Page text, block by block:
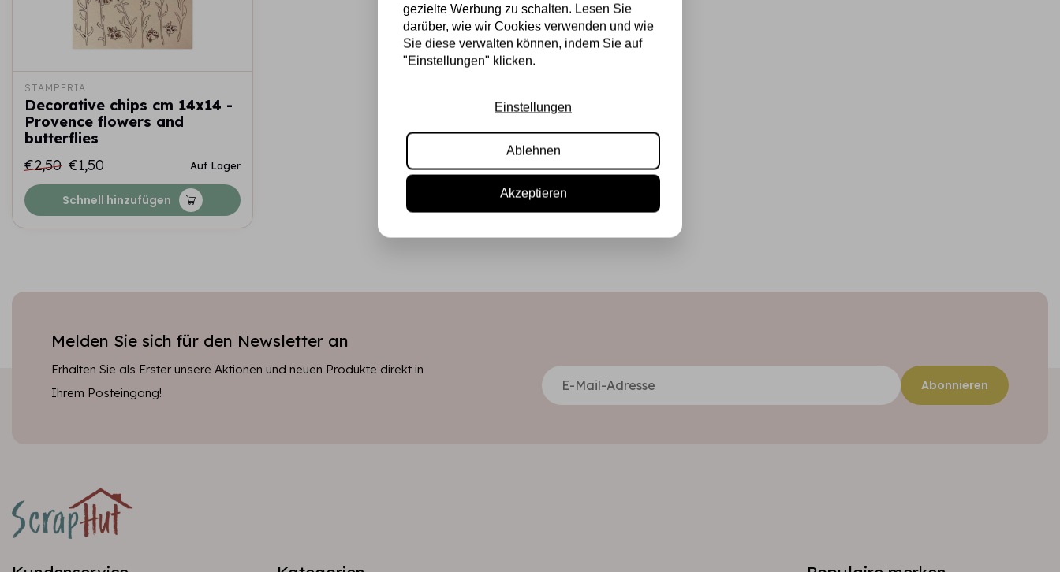
STAMPERIA
Decorative chips cm 14x14 -
Provence flowers and
butterflies
€2,50 €1,50 Auf Lager
Schnell hinzufügen
Melden Sie sich für den Newsletter an
Erhalten Sie als Erster unsere Aktionen und neuen Produkte direkt in
Ihrem Posteingang!
Abonnieren
gezielte Werbung zu schalten. Lesen Sie
darüber, wie wir Cookies verwenden und wie
Sie diese verwalten können, indem Sie auf
"Einstellungen" klicken.
Einstellungen
Ablehnen
Akzeptieren